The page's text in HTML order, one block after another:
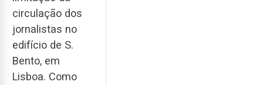
circulação dos
jornalistas no
edifício de S.
Bento, em
Lisboa. Como